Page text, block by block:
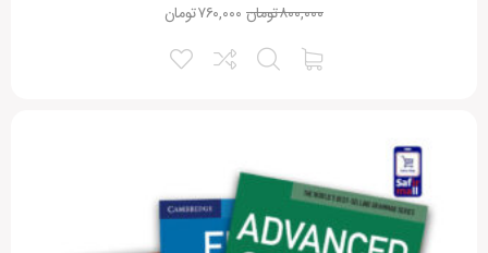
تومان۸۰۰,۰۰۰ تومان۷۶۰,۰۰۰